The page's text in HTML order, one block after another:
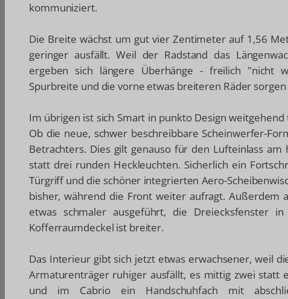
kommuniziert.
Die Breite wächst um gut vier Zentimeter auf 1,56
geringer ausfällt. Weil der Radstand das
ergeben sich längere Überhänge - freilich "nicht
Spurbreite und die vorne etwas breiteren Räder
Im übrigen ist sich Smart in punkto Design
Ob die neue, schwer beschreibbare Scheinwerfer-
Betrachters. Dies gilt genauso für den Lufteinlass
statt drei runden Heckleuchten. Sicherlich ein
Türgriff und die schöner integrierten Aero-
bisher, während die Front weiter aufragt. Außerdem
etwas schmaler ausgeführt, die Dreiecksfenster
Kofferraumdeckel ist breiter.
Das Interieur gibt sich jetzt etwas erwachsener, weil
Armaturenträger ruhiger ausfällt, es mittig zwei statt
und im Cabrio ein Handschuhfach mit